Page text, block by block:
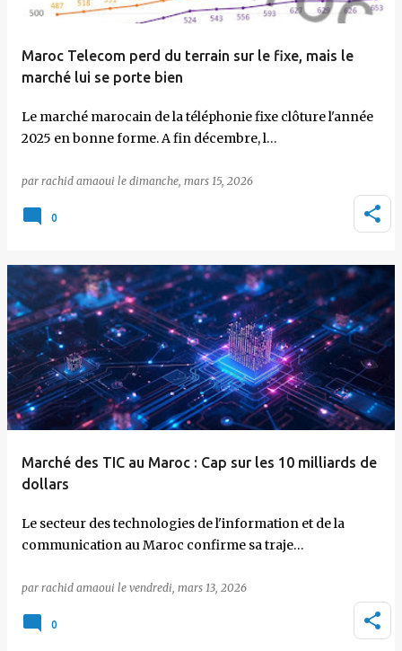
Maroc Telecom perd du terrain sur le fixe, mais le
marché lui se porte bien
Le marché marocain de la téléphonie fixe clôture l'année
2025 en bonne forme. A fin décembre, l…
par rachid amaoui le dimanche, mars 15, 2026
0
Marché des TIC au Maroc : Cap sur les 10 milliards de
dollars
Le secteur des technologies de l'information et de la
communication au Maroc confirme sa traje…
par rachid amaoui le vendredi, mars 13, 2026
0